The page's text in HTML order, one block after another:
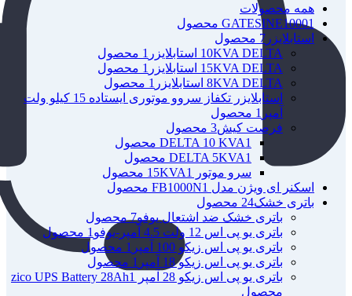
همه محصولات
GATESINE10001 محصول
استابلایزر 7 محصول
10KVA DELTA استابلایزر
1 محصول
15KVA DELTA استابلایزر
1 محصول
8KVA DELTA استابلایزر
1 محصول
استابلایزر تکفاز سروو موتوری ایستاده 15 کیلو ولت
آمپر 1 محصول
فرصت کیش3 محصول
DELTA 10 KVA1 محصول
DELTA 5KVA1 محصول
سرو موتور 15KVA
1 محصول
اسکنر ای ویژن مدل FB1000N 1 محصول
باتری خشک24 محصول
باتری خشک ضد اشتعال یوفو7 محصول
باتری یو پی اس 12 ولت 4.5 آمپر-یوفو
1 محصول
باتری یو پی اس زیکو 100 آمپر
1 محصول
باتری یو پی اس زیکو 18 آمپر
1 محصول
باتری یو پی اس زیکو 28 آمپر zico UPS Battery 28Ah
1
محصول